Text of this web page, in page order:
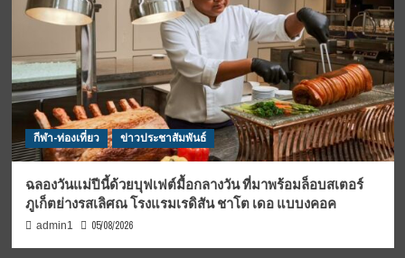
กีฬา-ท่องเที่ยว ข่าวประชาสัมพันธ์
ฉลองวันแม่ปีนี้ด้วยบุฟเฟต์มื้อกลางวัน ที่มาพร้อมล็อบสเตอร์
ภูเก็ตย่างรสเลิศณ โรงแรมเรดิสัน ชาโต เดอ แบบงคอค
admin1 05/08/2026